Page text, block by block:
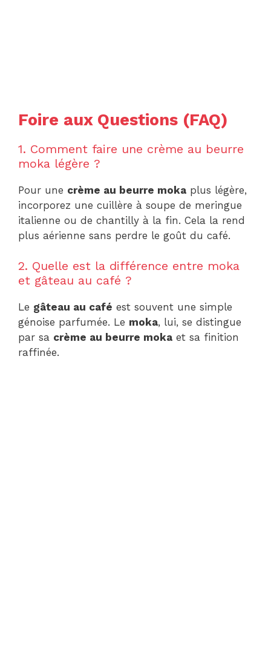
Foire aux Questions (FAQ)
1. Comment faire une crème au beurre
moka légère ?
Pour une crème au beurre moka plus légère,
incorporez une cuillère à soupe de meringue
italienne ou de chantilly à la fin. Cela la rend
plus aérienne sans perdre le goût du café.
2. Quelle est la différence entre moka
et gâteau au café ?
Le gâteau au café est souvent une simple
génoise parfumée. Le moka, lui, se distingue
par sa crème au beurre moka et sa finition
raffinée.